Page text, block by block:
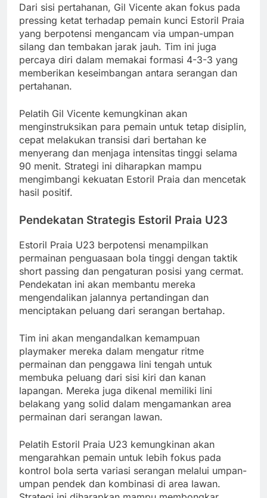
Dari sisi pertahanan, Gil Vicente akan fokus pada
pressing ketat terhadap pemain kunci Estoril Praia
yang berpotensi mengancam via umpan-umpan
silang dan tembakan jarak jauh. Tim ini juga
percaya diri dalam memakai formasi 4-3-3 yang
memberikan keseimbangan antara serangan dan
pertahanan.
Pelatih Gil Vicente kemungkinan akan
menginstruksikan para pemain untuk tetap disiplin,
cepat melakukan transisi dari bertahan ke
menyerang dan menjaga intensitas tinggi selama
90 menit. Strategi ini diharapkan mampu
mengimbangi kekuatan Estoril Praia dan mencetak
hasil positif.
Pendekatan Strategis Estoril Praia U23
Estoril Praia U23 berpotensi menampilkan
permainan penguasaan bola tinggi dengan taktik
short passing dan pengaturan posisi yang cermat.
Pendekatan ini akan membantu mereka
mengendalikan jalannya pertandingan dan
menciptakan peluang dari serangan bertahap.
Tim ini akan mengandalkan kemampuan
playmaker mereka dalam mengatur ritme
permainan dan penggawa lini tengah untuk
membuka peluang dari sisi kiri dan kanan
lapangan. Mereka juga dikenal memiliki lini
belakang yang solid dalam mengamankan area
permainan dari serangan lawan.
Pelatih Estoril Praia U23 kemungkinan akan
mengarahkan pemain untuk lebih fokus pada
kontrol bola serta variasi serangan melalui umpan-
umpan pendek dan kombinasi di area lawan.